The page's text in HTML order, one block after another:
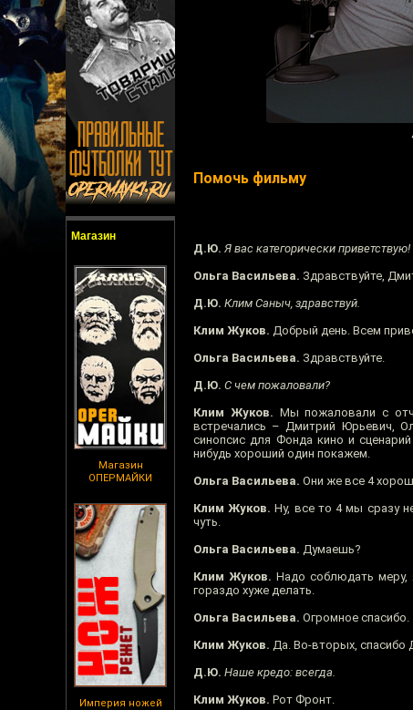
Магазин
Магазин
ОПЕРМАЙКИ
Империя ножей
Помочь фильму
Д.Ю. Я вас категорически
Ольга Васильева. Здравствуйте,
Д.Ю. Клим Саныч, здравствуй.
Клим Жуков. Добрый день. Всем
Ольга Васильева. Здравствуйте.
Д.Ю. С чем пожаловали?
Клим Жуков. Мы пожаловали с
встречались – Дмитрий Юрьевич,
синопсис для Фонда кино и
нибудь хороший один покажем.
Ольга Васильева. Они же все 4
Клим Жуков. Ну, все то 4 мы сразу
чуть.
Ольга Васильева. Думаешь?
Клим Жуков. Надо соблюдать меру,
гораздо хуже делать.
Ольга Васильева. Огромное спасибо.
Клим Жуков. Да. Во-вторых, спасибо
Д.Ю. Наше кредо: всегда.
Клим Жуков. Рот Фронт.